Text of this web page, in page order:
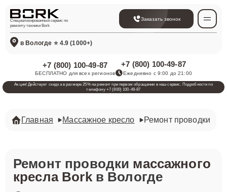
Специализированный сервис по
ремонту техники Bork
Заказать звонок
в Вологде ⭐ 4.9 (1000+)
+7 (800) 100-49-87
БЕСПЛАТНО для всех регионов
+7 (800) 100-49-87
Ежедневно с 9:00 до 21:00
Акция! Действует скидка в размере 25% на ремонт при первом обращении в наш сервис. Подробности по
телефону +7 (800) 100-49-87
Главная Массажное кресло Ремонт проводки
Ремонт проводки массажного
кресла Borkв Вологде